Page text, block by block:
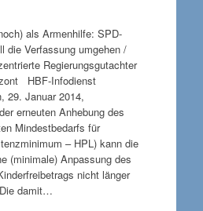
als Armenhilfe: SPD-
die Verfassung umgehen /
Regierungsgutachter
HBF-Infodienst
29. Januar 2014,
erneuten Anhebung des
Mindestbedarfs für
– HPL) kann die
(minimale) Anpassung des
nicht länger
damit…